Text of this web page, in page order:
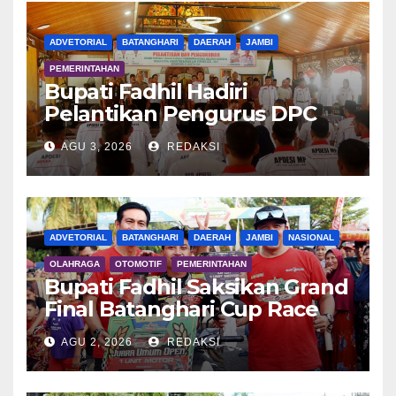
ADVETORIAL BATANGHARI DAERAH JAMBI
PEMERINTAHAN
Bupati Fadhil Hadiri
Pelantikan Pengurus DPC
APDESI MP
AGU 3, 2026 REDAKSI
ADVETORIAL BATANGHARI DAERAH JAMBI NASIONAL
OLAHRAGA OTOMOTIF PEMERINTAHAN
Bupati Fadhil Saksikan Grand
Final Batanghari Cup Race
2026
AGU 2, 2026 REDAKSI